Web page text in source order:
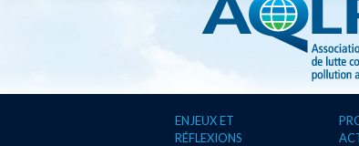
ENJEUX ET
RÉFLEXIONS